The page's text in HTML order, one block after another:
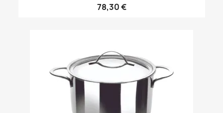
78,30 €